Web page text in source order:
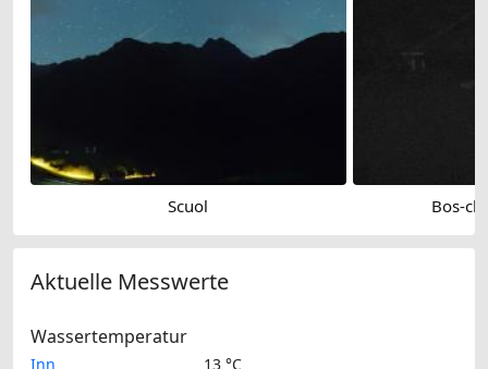
Scuol Bos-
Aktuelle Messwerte
Wassertemperatur
Inn 13 °C